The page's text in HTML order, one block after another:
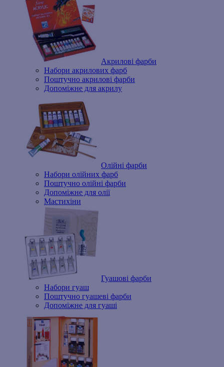
Акрилові фарби
Набори акрилових фарб
Поштучно акрилові фарби
Допоміжне для акрилу
Олійні фарби
Набори олійних фарб
Поштучно олійні фарби
Допоміжне для олії
Мастихіни
Гуашові фарби
Набори гуаш
Поштучно гуашеві фарби
Допоміжне для гуаші